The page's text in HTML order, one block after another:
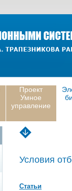
Проект
Умное
управление
Условия
Статьи